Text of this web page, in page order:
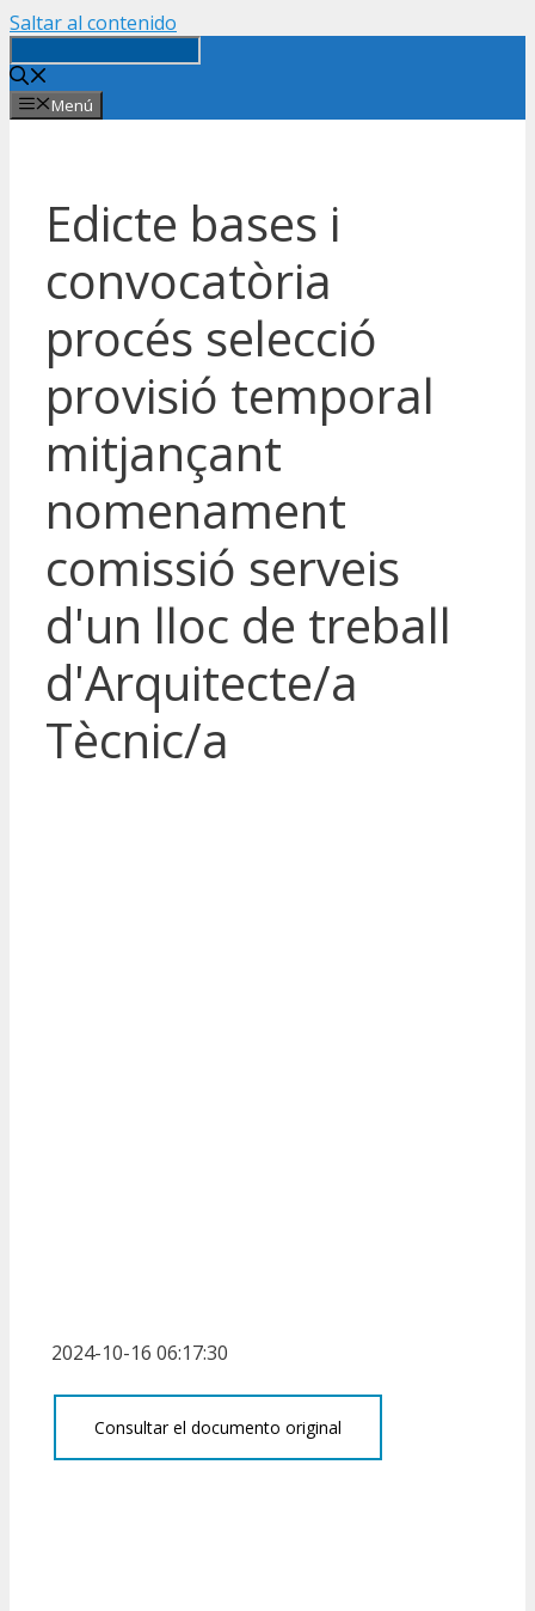
Saltar al contenido
Menú
Edicte bases i
convocatòria
procés selecció
provisió temporal
mitjançant
nomenament
comissió serveis
d'un lloc de treball
d'Arquitecte/a
Tècnic/a
2024-10-16 06:17:30
Consultar el documento original